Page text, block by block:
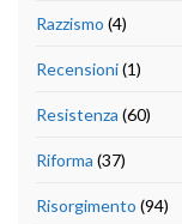
Razzismo (4)
Recensioni(1)
Resistenza (60)
Riforma (37)
Risorgimento (94)